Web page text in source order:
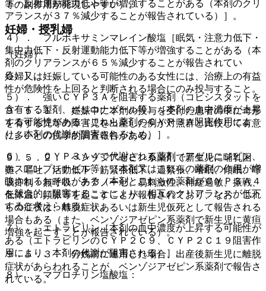
等の副作用が発現しやすい）。
妊婦・授乳婦
（妊婦）
妊婦又は妊娠している可能性のある女性には、治療上の有益
性が危険性を上回ると判断される場合にのみ投与すること。
９．５．１． 妊娠中に本剤の投与を受けた患者の中に奇形
を有する児等の障害児を出産した例が対照群と比較して有意
に多いとの疫学的調査報告がある。
９．５．２． ベンゾジアゼピン系薬剤で新生児に哺乳困
難、嘔吐、活動低下、筋緊張低下、過緊張、嗜眠、傾眠、呼
吸抑制・無呼吸、チアノーゼ、易刺激性、神経過敏、振戦、
低体温、頻脈等を起こすことが報告されており、なお、これ
らの症状は、離脱症状あるいは新生児仮死として報告される
場合もある（また、ベンゾジアゼピン系薬剤で新生児に黄疸
増強を起こすことが報告されている）。
９．５．３． 分娩前に連用した場合、出産後新生児に離脱
症状があらわれることが、ベンゾジアゼピン系薬剤で報告さ
れている。
下・反射運動能力低下等が増強することがある（本剤のクリ
アランスが３７％減少することが報告されている）］。
４）． フルボキサミンマレイン酸塩［眠気・注意力低下・
集中力低下・反射運動能力低下等が増強することがある（本
剤のクリアランスが６５％減少することが報告されてい
る）］。
５）． 強いＣＹＰ３Ａを阻害する薬剤（コビシスタットを
含有する製剤、ボリコナゾール等）［本剤の血中濃度が上昇
する可能性がある（これら薬剤のＣＹＰ３Ａ阻害作用によ
り、本剤の代謝が阻害されるため）］。
６）． ＣＹＰ３Ａ４で代謝される薬剤（アゼルニジピン、
ホスアンプレナビル等）［本剤又はこれらの薬剤の作用が増
強されるおそれがある（本剤とこれらの薬剤がＣＹＰ３Ａ４
を競合的に阻害することにより、相互のクリアランスが低下
すると考えられる）］。
７）． エトラビリン［本剤の血中濃度が上昇する可能性が
ある（エトラビリンのＣＹＰ２Ｃ９、ＣＹＰ２Ｃ１９阻害作
用により、本剤の代謝が阻害される）］。
８）． マプロチリン塩酸塩：